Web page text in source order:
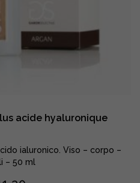
acide hyaluronique
ialuronico. Viso – corpo –
– 50 ml